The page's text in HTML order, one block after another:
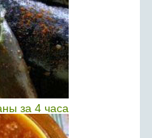
за 4 часа